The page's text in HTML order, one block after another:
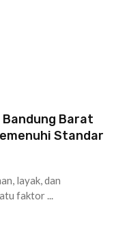
Bandung Barat
Standar
layak, dan
faktor ...